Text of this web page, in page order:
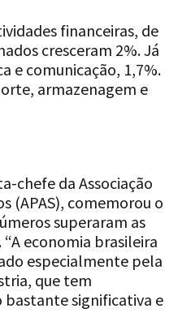
financeiras, de
cresceram 2%. Já
e comunicação, 1,7%.
armazenagem e
chefe da Associação
(APAS), comemorou o
superaram as
economia brasileira
especialmente pela
que tem
significativa e